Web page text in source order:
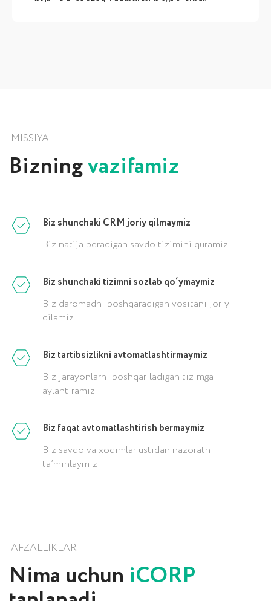
Biz shunchaki CRM joriy qilmaymiz
Biz natija beradigan savdo tizimini quramiz
Biz shunchaki tizimni sozlab qo‘ymaymiz
Biz daromadni boshqaradigan vositani joriy
qilamiz
Biz tartibsizlikni avtomatlashtirmaymiz
Biz jarayonlarni boshqariladigan tizimga
aylantiramiz
Biz faqat avtomatlashtirish bermaymiz
Biz savdo va xodimlar ustidan nazoratni
ta’minlaymiz
Loyixa bo‘yichamaslaxat
chiqamiz va kompaniyangiz uchun optimal
yechim taklif qilamiz.
ma’lumotlaringizni qayta ishlashga rozilik bildirasiz
vamaxfiylik siyosatiniqabul qilasiz.
Qayta aloqa uchun
info@icorp.uz